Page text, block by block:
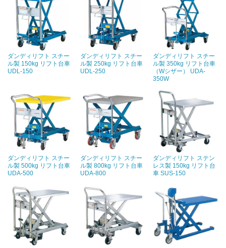
ダンディリフト スチー
ル製 150kg リフト台車
UDL-150
ダンディリフト スチー
ル製 250kg リフト台車
UDL-250
ダンディリフト スチー
ル製 350kg リフト台車
（Wシザー） UDA-
350W
ダンディリフト スチー
ル製 500kg リフト台車
UDA-500
ダンディリフト スチー
ル製 800kg リフト台車
UDA-800
ダンディリフト ステン
レス製 150kg リフト台
車 SUS-150